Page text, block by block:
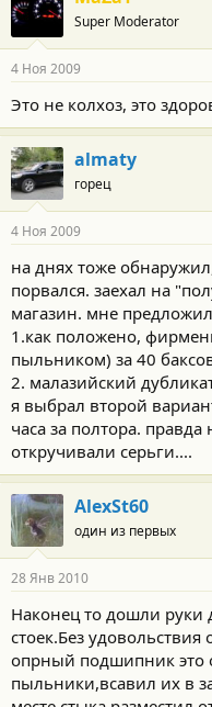
Super Moderator
4 Ноя 2009
Это не колхоз, это
almaty
горец
4 Ноя 2009
на днях тоже
порвался. заехал на
магазин. мне
1.как положено,
пыльником) за 40
2. малазийский
я выбрал второй
часа за полтора.
откручивали серьги....
AlexSt60
один из первых
28 Янв 2010
Наконец то дошли
стоек.Без
опрный подшипник это
пыльники,всавил их в